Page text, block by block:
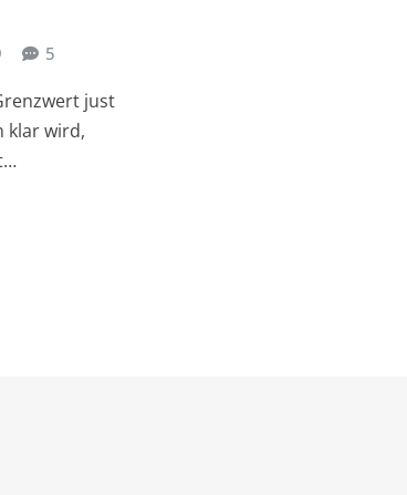
5
just
klar wird,